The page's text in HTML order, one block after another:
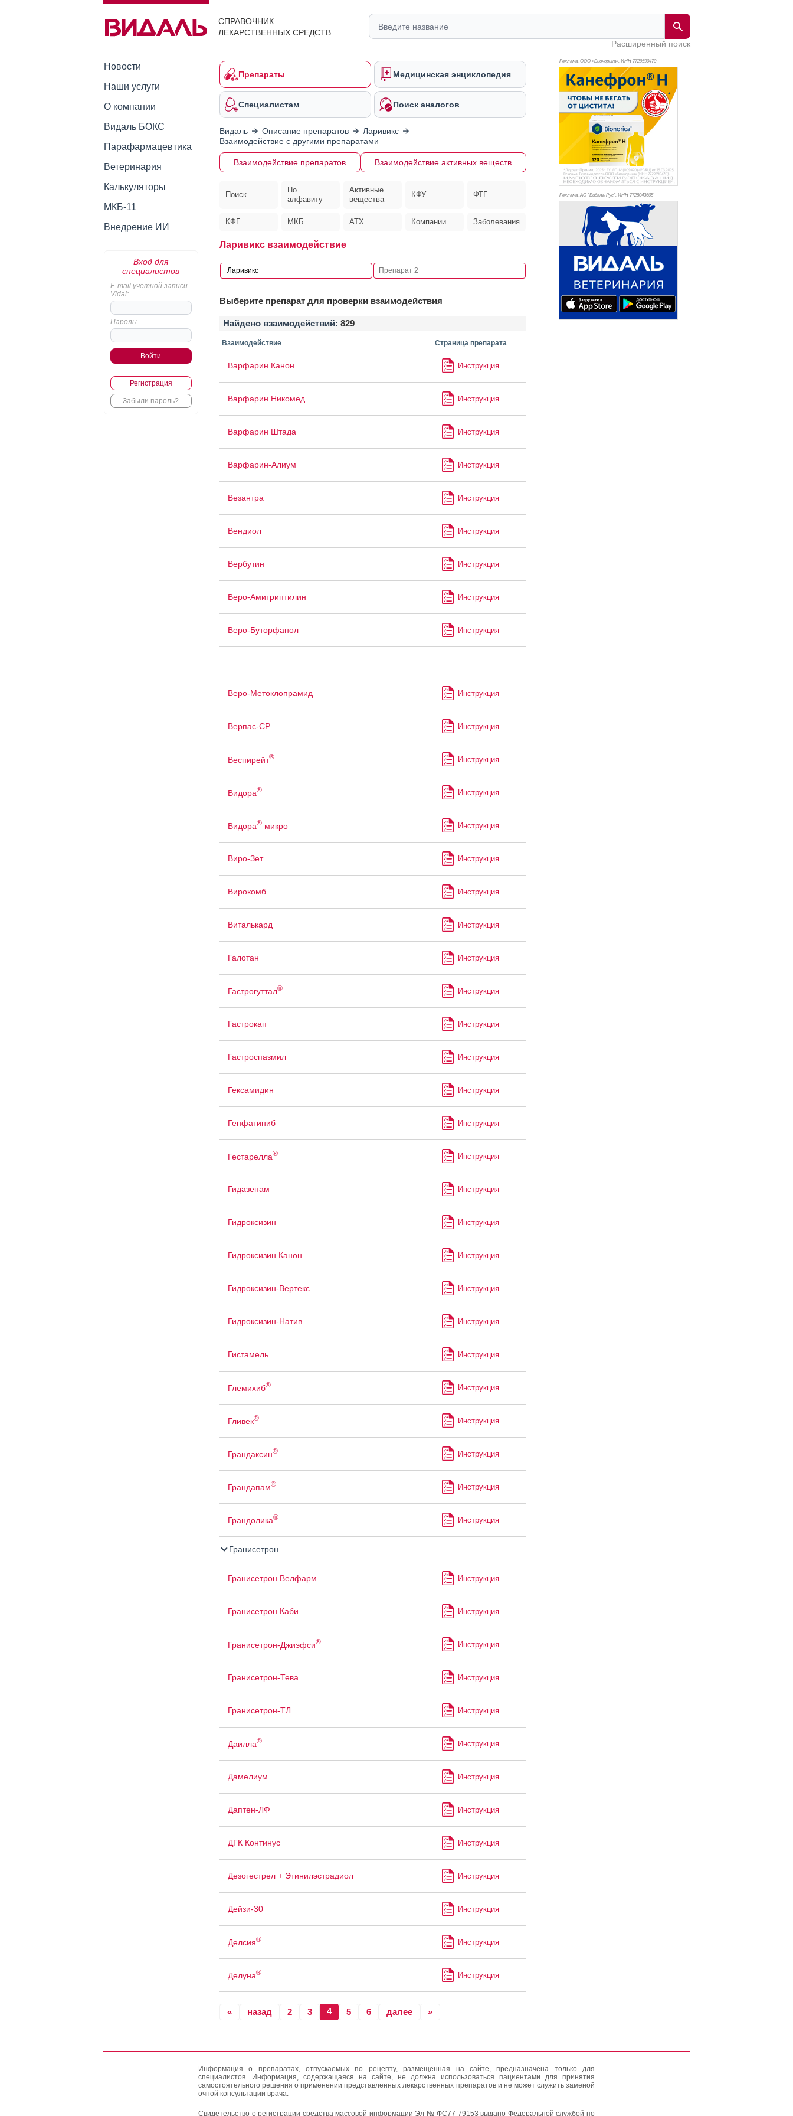
СПРАВОЧНИК
ЛЕКАРСТВЕННЫХ СРЕДСТВ
Расширенный поиск
Новости
Наши услуги
О компании
Видаль БОКС
Парафармацевтика
Ветеринария
Калькуляторы
МКБ-11
Внедрение ИИ
Вход для
специалистов
E-mail учетной записи
Vidal:
Пароль:
Регистрация
Забыли пароль?
Препараты Медицинская энциклопедия
Специалистам Поиск аналогов
Видаль Описание препаратов
Ларивикс
Взаимодействие с другими препаратами
Взаимодействие препаратов Взаимодействие активных веществ
Поиск
По
алфавиту
Активные
вещества
КФУ ФТГ
КФГ МКБ АТХ Компании Заболевания
Ларивикс взаимодействие
Выберите препарат для проверки взаимодействия
Найдено взаимодействий: 829
Взаимодействие Страница препарата
Варфарин Канон Инструкция
Варфарин Никомед Инструкция
Варфарин Штада Инструкция
Варфарин-Алиум Инструкция
Везантра Инструкция
Вендиол Инструкция
Вербутин Инструкция
Веро-Амитриптилин Инструкция
Веро-Буторфанол Инструкция
Веро-Метоклопрамид Инструкция
Верпас-СР Инструкция
Веспирейт® Инструкция
Видора® Инструкция
Видора®микро Инструкция
Виро-Зет Инструкция
Вирокомб Инструкция
Виталькард Инструкция
Галотан Инструкция
Гастрогуттал® Инструкция
Гастрокап Инструкция
Гастроспазмил Инструкция
Гексамидин Инструкция
Генфатиниб Инструкция
Гестарелла® Инструкция
Гидазепам Инструкция
Гидроксизин Инструкция
Гидроксизин Канон Инструкция
Гидроксизин-Вертекс Инструкция
Гидроксизин-Натив Инструкция
Гистамель Инструкция
Глемихиб® Инструкция
Гливек® Инструкция
Грандаксин® Инструкция
Грандапам® Инструкция
Грандолика® Инструкция
Гранисетрон
Гранисетрон Велфарм Инструкция
Гранисетрон Каби Инструкция
Гранисетрон-Джиэфси® Инструкция
Гранисетрон-Тева Инструкция
Гранисетрон-ТЛ Инструкция
Даилла® Инструкция
Дамелиум Инструкция
Даптен-ЛФ Инструкция
ДГК Континус Инструкция
Дезогестрел + Этинилэстрадиол Инструкция
Дейзи-30 Инструкция
Делсия® Инструкция
Делуна® Инструкция
« назад 2 3 4 5 6 далее »
Реклама. ООО «Бионорика», ИНН 7729590470
Реклама. АО "Видаль Рус", ИНН 7728043605
Информация о препаратах, отпускаемых по рецепту, размещенная на сайте, предназначена только для
специалистов. Информация, содержащаяся на сайте, не должна использоваться пациентами для принятия
самостоятельного решения о применении представленных лекарственных препаратов и не может служить заменой
очной консультации врача.
Свидетельство о регистрации средства массовой информации Эл № ФС77-79153 выдано Федеральной службой по